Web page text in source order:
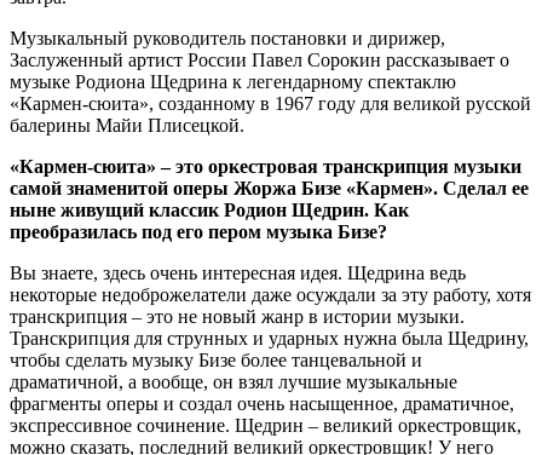
Музыкальный руководитель постановки и дирижер,
Заслуженный артист России Павел Сорокин рассказывает о
музыке Родиона Щедрина к легендарному спектаклю
«Кармен-сюита», созданному в 1967 году для великой русской
балерины Майи Плисецкой.
«Кармен-сюита» – это оркестровая транскрипция музыки
самой знаменитой оперы Жоржа Бизе «Кармен». Сделал ее
ныне живущий классик Родион Щедрин. Как
преобразилась под его пером музыка Бизе?
Вы знаете, здесь очень интересная идея. Щедрина ведь
некоторые недоброжелатели даже осуждали за эту работу, хотя
транскрипция – это не новый жанр в истории музыки.
Транскрипция для струнных и ударных нужна была Щедрину,
чтобы сделать музыку Бизе более танцевальной и
драматичной, а вообще, он взял лучшие музыкальные
фрагменты оперы и создал очень насыщенное, драматичное,
экспрессивное сочинение. Щедрин – великий оркестровщик,
можно сказать, последний великий оркестровщик! У него